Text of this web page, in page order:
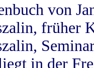
von
früher
in der